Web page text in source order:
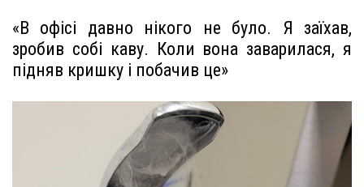
«В офісі давно нікого не було. Я заїхав,
зробив собі каву. Коли вона заварилася, я
підняв кришку і побачив це»